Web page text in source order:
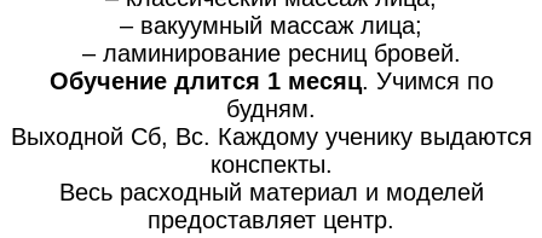
– вакуумный массаж лица;
– ламинирование ресниц бровей.
Обучение длится 1 месяц. Учимся по
будням.
Выходной Сб, Вс. Каждому ученику выдаются
конспекты.
Весь расходный материал и моделей
предоставляет центр.